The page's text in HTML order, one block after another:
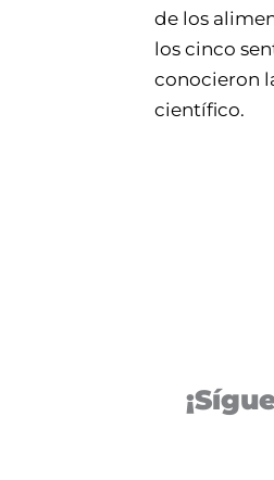
de los
los cinco
conocieron
científico.